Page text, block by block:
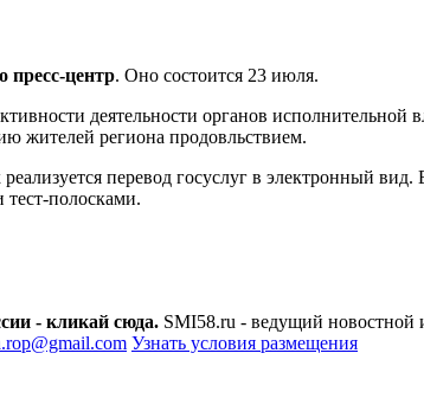
пресс-центр. Оно состоится 23 июля.
деятельности органов
жителей региона продовльствием.
перевод госуслуг в электронный
полосками.
- кликай сюда. SMI58.ru - ведущий новостной
Узнать условия размещения